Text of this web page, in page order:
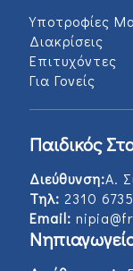
Υποτροφίες
Διακρίσεις
Επιτυχόντες
Για Γονείς
Παιδικός
Διεύθυνση:Α.
Τηλ: 2310
Email: